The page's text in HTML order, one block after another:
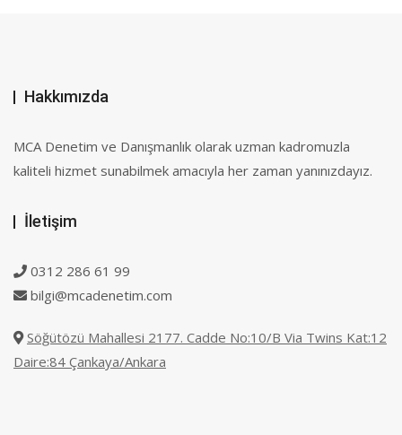
Hakkımızda
MCA Denetim ve Danışmanlık olarak uzman kadromuzla
kaliteli hizmet sunabilmek amacıyla her zaman yanınızdayız.
İletişim
0312 286 61 99
bilgi@mcadenetim.com
Söğütözü Mahallesi 2177. Cadde No:10/B Via Twins Kat:12
Daire:84 Çankaya/Ankara